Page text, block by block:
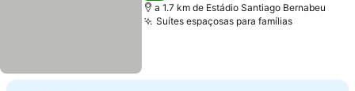
a 1.7 km de Estádio Santiago Bernabeu
Suítes espaçosas para famílias